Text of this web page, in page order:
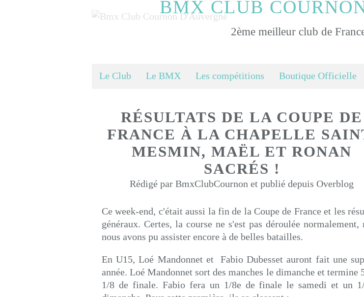
BMX CLUB
2ème meilleur club de
Le Club Le BMX Les compétitions Boutique Officielle
RÉSULTATS DE LA COUPE DE
FRANCE À LA CHAPELLE
MESMIN, MAËL ET RONAN
SACRÉS !
Rédigé par BmxClubCournon et publié depuis Overblog
Ce week-end, c'était aussi la fin de la Coupe de France et les
généraux. Certes, la course ne s'est pas déroulée normalement,
nous avons pu assister encore à de belles batailles.
En U15, Loé Mandonnet et Fabio Dubesset auront fait une
année. Loé Mandonnet sort des manches le dimanche et termine
1/8 de finale. Fabio fera un 1/8e de finale le samedi et un